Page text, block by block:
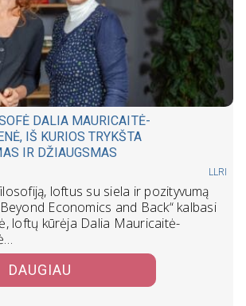
DALIA MAURICAITĖ-
IŠ KURIOS TRYKŠTA
IR DŽIAUGSMAS
LLRI
loftus su siela ir pozityvumą
Economics and Back“ kalbasi
loftų kūrėja Dalia Mauricaitė-
DAUGIAU